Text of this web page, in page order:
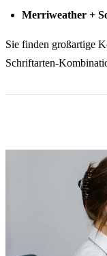
Merriweather +
Sie finden großartige
Schriftarten-